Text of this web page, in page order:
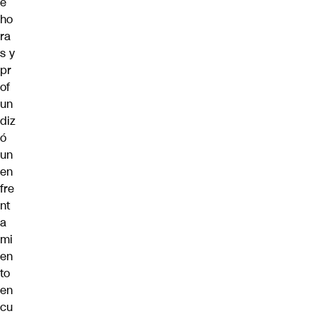
ho
ra
s y
pr
of
un
diz
ó
un
en
fre
nt
a
mi
en
to
en
cu